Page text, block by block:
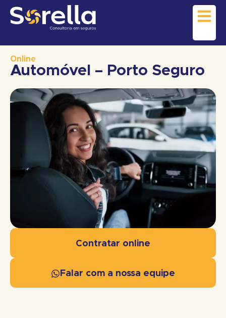
Online
Automóvel – Porto Seguro
Contratar online
Falar com a nossa equipe